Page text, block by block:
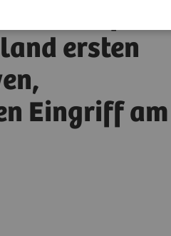
Gießen
ersten
Eingriff am